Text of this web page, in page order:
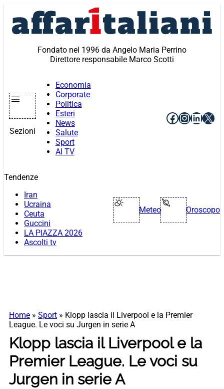
contenuto
Fondato nel 1996 da Angelo Maria Perrino
Direttore responsabile Marco Scotti
Sezioni
Economia
Corporate
Politica
Esteri
News
Salute
Sport
AI TV
Facebook
X
Tendenze
Iran
Ucraina
Ceuta
Guccini
LA PIAZZA 2026
Ascolti tv
Meteo Oroscopo
Home » Sport » Klopp lascia il Liverpool e la Premier
League. Le voci su Jurgen in serie A
Klopp lascia il Liverpool e la
Premier League. Le voci su
Jurgen in serie A